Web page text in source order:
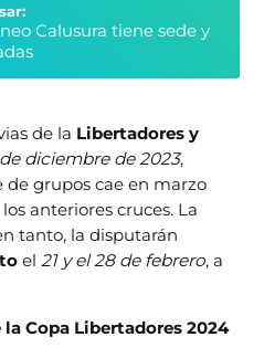
Calusura tiene sede y
de la Libertadores y
de diciembre de 2023,
de grupos cae en marzo
anteriores cruces. La
tanto, la disputarán
el21 y el 28 de febrero, a
Copa Libertadores 2024